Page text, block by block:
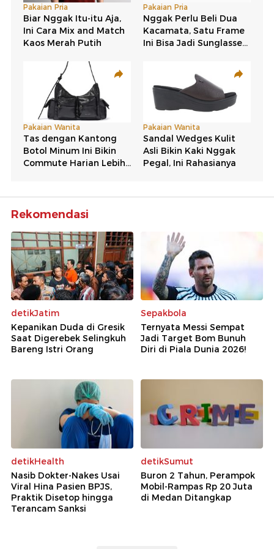
Rekomendasi
detikJatim
Kepanikan Duda di Gresik
Saat Digerebek Selingkuh
Bareng Istri Orang
Sepakbola
Ternyata Messi Sempat
Jadi Target Bom Bunuh
Diri di Piala Dunia 2026!
detikHealth
Nasib Dokter-Nakes Usai
Viral Hina Pasien BPJS,
Praktik Disetop hingga
Terancam Sanksi
detikSumut
Buron 2 Tahun, Perampok
Mobil-Rampas Rp 20 Juta
di Medan Ditangkap